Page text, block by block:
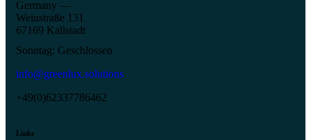
Germany —
Weinstraße 131
67169 Kallstadt
Sonntag: Geschlossen
info@greenlux.solutions
+49(0)62337786462
Links